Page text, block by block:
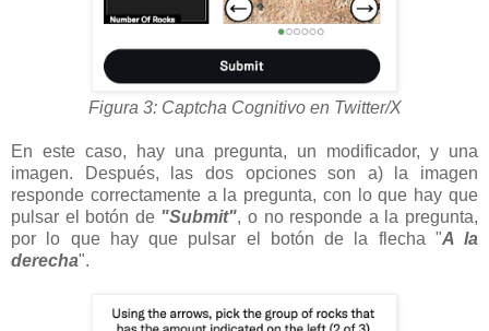
Figura 3: Captcha Cognitivo en Twitter/X
En este caso, hay una pregunta, un modificador, y una
imagen. Después, las dos opciones son a) la imagen
responde correctamente a la pregunta, con lo que hay que
pulsar el botón de "Submit", o no responde a la pregunta,
por lo que hay que pulsar el botón de la flecha "A la
derecha".